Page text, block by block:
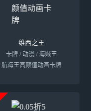
维西之王
卡牌 / 动漫 / 海贼王
航海王高颜值动画卡牌